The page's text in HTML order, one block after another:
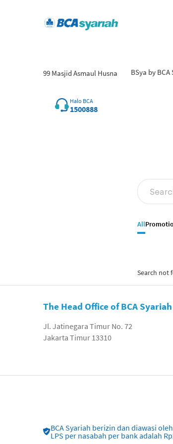
99 Masjid Asmaul Husna BSya by BCA
Halo BCA
1500888
All
Search not
The Head Office of BCA Syariah
Jl. Jatinegara Timur No. 72
Jakarta Timur 13310
BCA Syariah berizin dan diawasi
LPS per nasabah per bank adalah